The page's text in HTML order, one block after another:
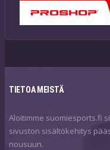
TIETOA MEISTÄ
Aloitimme suomiesports.fi
sivuston sisältökehitys
nousuun.